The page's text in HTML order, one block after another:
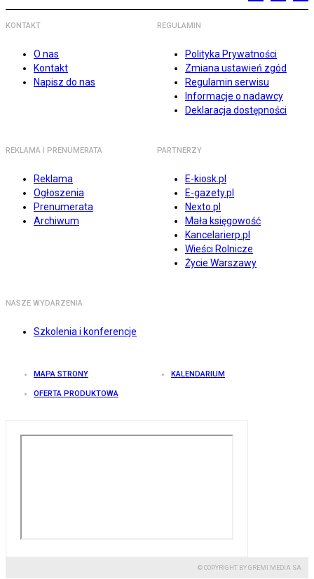
KONTAKT
O nas
Kontakt
Napisz do nas
REGULAMIN
Polityka Prywatności
Zmiana ustawień zgód
Regulamin serwisu
Informacje o nadawcy
Deklaracja dostępności
REKLAMA I PRENUMERATA
Reklama
Ogłoszenia
Prenumerata
Archiwum
PARTNERZY
E-kiosk.pl
E-gazety.pl
Nexto.pl
Mała księgowość
Kancelarierp.pl
Wieści Rolnicze
Życie Warszawy
NASZE WYDARZENIA
Szkolenia i konferencje
MAPA STRONY KALENDARIUM
OFERTA PRODUKTOWA
© COPYRIGHT BY GREMI MEDIA SA